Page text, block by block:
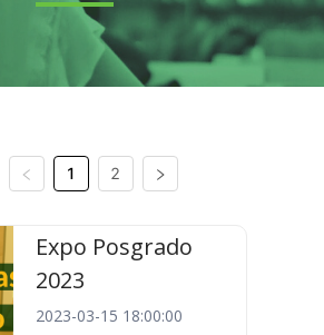
1 2
Expo Posgrado
2023
2023-03-15 18:00:00